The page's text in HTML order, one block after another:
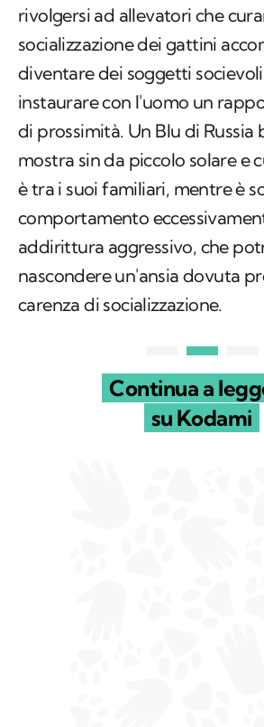
rivolgersi ad allevatori che
socializzazione dei gattini
diventare dei soggetti
instaurare con l'uomo un
di prossimità. Un Blu di Russia
mostra sin da piccolo solare e
è tra i suoi familiari, mentre è
comportamento
addirittura aggressivo, che
nascondere un'ansia dovuta
carenza di socializzazione.
Continua a
su Kodami